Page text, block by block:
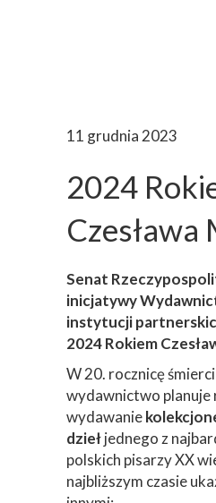
11 grudnia 2023
2024
Czesława
Senat
inicjatywy
instytucji
2024 Rokiem
W 20. rocznicę
wydawnictwo planuje
wydawanie
dziełjednego z
polskich pisarzy XX
najbliższym czasie